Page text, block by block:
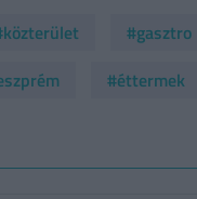
#gasztro
#éttermek